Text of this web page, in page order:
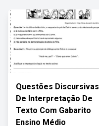
Questões Discursivas
De Interpretação De
Texto Com Gabarito
Ensino Médio